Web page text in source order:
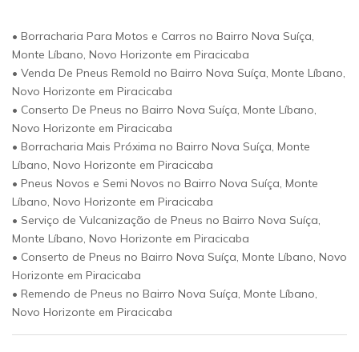
• Borracharia Para Motos e Carros no Bairro Nova Suíça,
Monte Líbano, Novo Horizonte em Piracicaba
• Venda De Pneus Remold no Bairro Nova Suíça, Monte Líbano,
Novo Horizonte em Piracicaba
• Conserto De Pneus no Bairro Nova Suíça, Monte Líbano,
Novo Horizonte em Piracicaba
• Borracharia Mais Próxima no Bairro Nova Suíça, Monte
Líbano, Novo Horizonte em Piracicaba
• Pneus Novos e Semi Novos no Bairro Nova Suíça, Monte
Líbano, Novo Horizonte em Piracicaba
• Serviço de Vulcanização de Pneus no Bairro Nova Suíça,
Monte Líbano, Novo Horizonte em Piracicaba
• Conserto de Pneus no Bairro Nova Suíça, Monte Líbano, Novo
Horizonte em Piracicaba
• Remendo de Pneus no Bairro Nova Suíça, Monte Líbano,
Novo Horizonte em Piracicaba